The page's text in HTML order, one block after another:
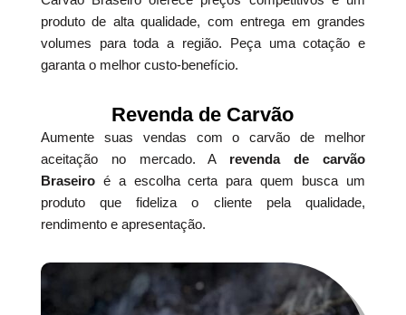
produto de alta qualidade, com entrega em grandes
volumes para toda a região. Peça uma cotação e
garanta o melhor custo-benefício.
Revenda de Carvão
Aumente suas vendas com o carvão de melhor
aceitação no mercado. A revenda de carvão
Braseiroé a escolha certa para quem busca um
produto que fideliza o cliente pela qualidade,
rendimento e apresentação.